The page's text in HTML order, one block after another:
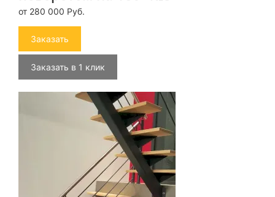
от 280 000 Руб.
Заказать
Заказать в 1 клик